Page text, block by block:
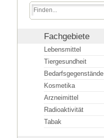
Fachgebiete
Lebensmittel
Tiergesundheit
Bedarfsgegenstände
Kosmetika
Arzneimittel
Radioaktivität
Tabak